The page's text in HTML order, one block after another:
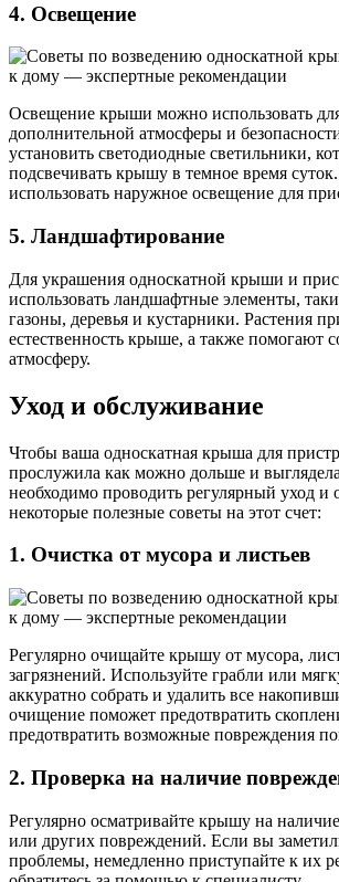
4. Освещение
Освещение крыши можно использовать
дополнительной атмосферы и
установить светодиодные светильники,
подсвечивать крышу в темное время
использовать наружное освещение для
5. Ландшафтирование
Для украшения односкатной крыши и
использовать ландшафтные элементы,
газоны, деревья и кустарники. Растения
естественность крыше, а также помогают
атмосферу.
Уход и обслуживание
Чтобы ваша односкатная крыша для
прослужила как можно дольше и
необходимо проводить регулярный уход и
некоторые полезные советы на этот счет:
1. Очистка от мусора и листьев
Регулярно очищайте крышу от мусора,
загрязнений. Используйте грабли или
аккуратно собрать и удалить все
очищение поможет предотвратить
предотвратить возможные повреждения
2. Проверка на наличие
Регулярно осматривайте крышу на
или других повреждений. Если вы
проблемы, немедленно приступайте к их